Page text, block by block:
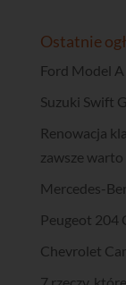
Ostatnie
Ford Model
Suzuki Swift
Renowacja
zawsze
Mercedes-
Peugeot 204
Chevrolet